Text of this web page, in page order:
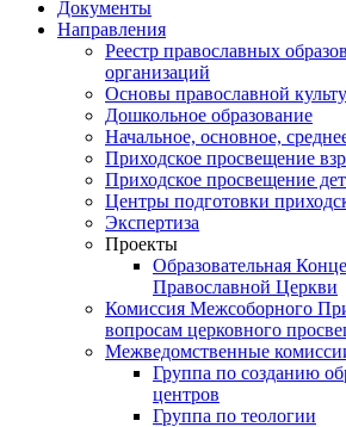
Документы
Направления
Реестр православных
организаций
Основы православной
Дошкольное образование
Начальное, основное,
Приходское просвещение
Приходское просвещение
Центры подготовки
Экспертиза
Проекты
Образовательная
Православной Церкви
Комиссия Межсоборного
вопросам церковного
Межведомственные
Группа по созданию
центров
Группа по теологии